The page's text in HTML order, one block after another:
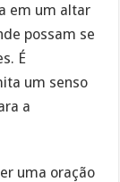
em um altar
possam se
É
um senso
a
uma oração